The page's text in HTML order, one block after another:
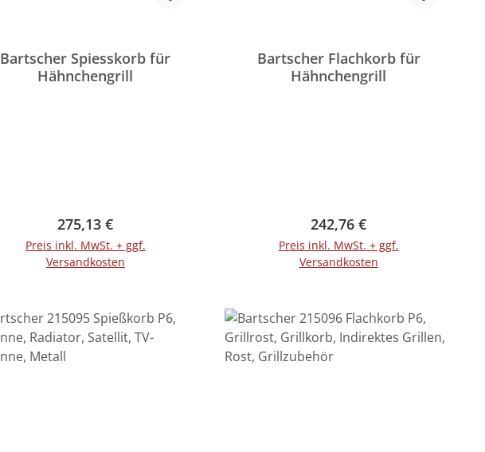
Bartscher Spiesskorb für
Hähnchengrill
Regulärer Preis:
275,13 €
Preis inkl. MwSt. + ggf.
Versandkosten
Bartscher Flachkorb für
Hähnchengrill
Regulärer Preis:
242,76 €
Preis inkl. MwSt. + ggf.
Versandkosten